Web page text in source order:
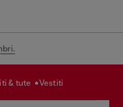
& tute vestiti